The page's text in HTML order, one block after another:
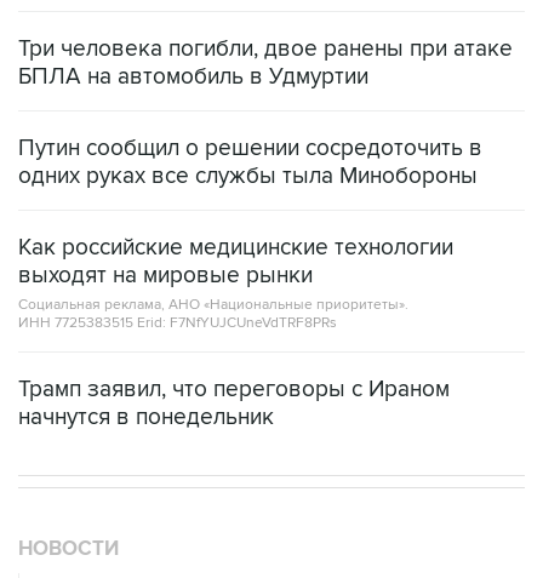
Три человека погибли, двое ранены при атаке
БПЛА на автомобиль в Удмуртии
Путин сообщил о решении сосредоточить в
одних руках все службы тыла Минобороны
Как российские медицинские технологии
выходят на мировые рынки
Социальная реклама, АНО «Национальные приоритеты».
ИНН 7725383515 Erid: F7NfYUJCUneVdTRF8PRs
Трамп заявил, что переговоры с Ираном
начнутся в понедельник
НОВОСТИ